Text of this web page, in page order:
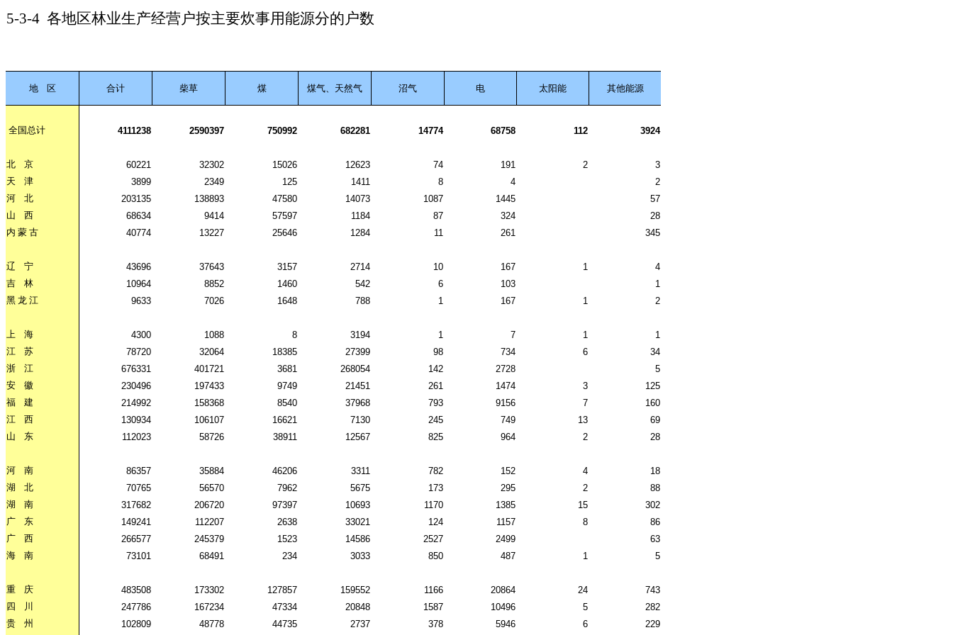
5-3-4 各地区林业生产经营户按主要炊事用能源分的户数
地 区 合计 柴草 煤 煤气、天然气 沼气 电 太阳能 其他能源
全国总计 4111238 2590397 750992 682281 14774 68758 112 3924
北 京 60221 32302 15026 12623 74 191 2
3
天
津 3899 2349 125 1411 8 4
2
河
北 203135 138893 47580 14073 1087 1445
57
山
西 68634 9414 57597 1184 87 324
28
内 蒙 古 40774 13227 25646 1284 11 261 345
辽 宁 43696 37643 3157 2714 10 167 1
4
吉
林 10964 8852 1460 542 6 103
1
黑 龙 江 9633 7026 1648 788 1 167 1 2
上 海 4300 1088 8 3194 1 7 1
1
江
苏 78720 32064 18385 27399 98 734 6
34
浙
江 676331 401721 3681 268054 142 2728
5
安
徽 230496 197433 9749 21451 261 1474 3
125
福
建 214992 158368 8540 37968 793 9156 7
160
江
西 130934 106107 16621 7130 245 749 13
69
山
东 112023 58726 38911 12567 825 964 2 28
河 南 86357 35884 46206 3311 782 152 4
18
湖
北 70765 56570 7962 5675 173 295 2
88
湖
南 317682 206720 97397 10693 1170 1385 15
302
广
东 149241 112207 2638 33021 124 1157 8
86
广
西 266577 245379 1523 14586 2527 2499
63
海
南 73101 68491 234 3033 850 487 1 5
重 庆 483508 173302 127857 159552 1166 20864 24
743
四
川 247786 167234 47334 20848 1587 10496 5
282
贵
州 102809 48778 44735 2737 378 5946 6 229